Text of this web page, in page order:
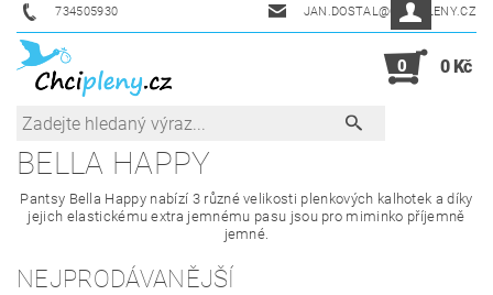
734505930 JAN.DOSTAL@CHCIPLENY.CZ
0 0 Kč
BELLA HAPPY
Pantsy Bella Happy nabízí 3 různé velikosti plenkových kalhotek a díky
jejich elastickému extra jemnému pasu jsou pro miminko příjemně
jemné.
NEJPRODÁVANĚJŠÍ